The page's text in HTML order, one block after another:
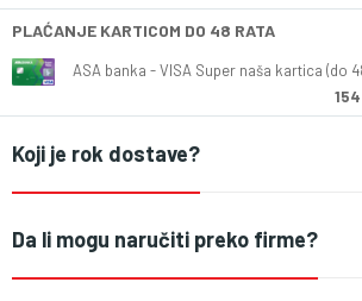
PLAĆANJE KARTICOM DO 48 RATA
ASA banka - VISA Super naša kartica (do
154
Koji je rok dostave?
Da li mogu naručiti preko firme?